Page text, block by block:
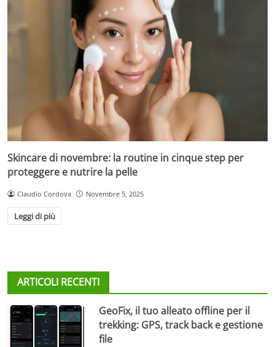
Skincare di novembre: la routine in cinque step per
proteggere e nutrire la pelle
Claudio Cordova Novembre 5, 2025
Leggi di più
ARTICOLI RECENTI
GeoFix, il tuo alleato offline per il
trekking: GPS, track back e gestione
file